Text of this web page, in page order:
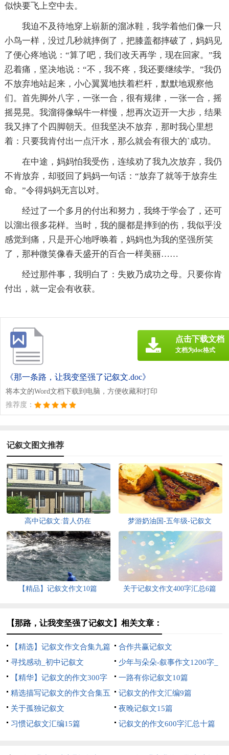
似快要飞上空中去。
我迫不及待地穿上崭新的溜冰鞋，我学着他们像一只
小鸟一样，没过几秒就摔倒了，把膝盖都摔破了，妈妈见
了便心疼地说：“算了吧，我们改天再学，现在回家。”我
忍着痛，坚决地说：“不，我不疼，我还要继续学。”我仍
不放弃地站起来，小心翼翼地扶着栏杆，默默地观察他
们。首先脚外八字，一张一合，很有规律，一张一合，摇
摇晃晃。我溜得像蜗牛一样慢，想再次迈开一大步，结果
我又摔了个四脚朝天。但我坚决不放弃，那时我心里想
着：只要我肯付出一点汗水，那么就会有很大的`成功。
在中途，妈妈怕我受伤，连续劝了我九次放弃，我仍
不肯放弃，却驳回了妈妈一句话：“放弃了就等于放弃生
命。”令得妈妈无言以对。
经过了一个多月的付出和努力，我终于学会了，还可
以溜出很多花样。当时，我的腿都是摔到的伤，我似乎没
感觉到痛，只是开心地呼唤着，妈妈也为我的坚强所笑
了，那种微笑像春天盛开的百合一样美丽……
经过那件事，我明白了：失败乃成功之母。只要你肯
付出，就一定会有收获。
《那一条路，让我变坚强了记叙文.doc》
将本文的Word文档下载到电脑，方便收藏和打印
推荐度：
点击下载文档
文档为doc格式
记叙文图文推荐
高中记叙文:昔人仍在 梦游奶油国-五年级-记叙文
【精品】记叙文作文10篇 关于记叙文作文400字汇总6篇
【那路，让我变坚强了记叙文】相关文章：
【精选】记叙文作文合集九篇
合作共赢记叙文
寻找感动_初中记叙文
少年与朵朵-叙事作文1200字_
高一记叙文
【精华】记叙文的作文300字
集合6篇
一路有你记叙文10篇
精选描写记叙文的作文合集五
篇
记叙文的作文汇编9篇
关于孤独记叙文
夜晚记叙文15篇
习惯记叙文汇编15篇
记叙文的作文600字汇总十篇